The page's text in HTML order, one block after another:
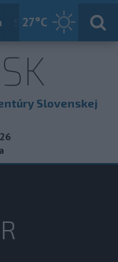
27°C
Slovensko
Slovenskej